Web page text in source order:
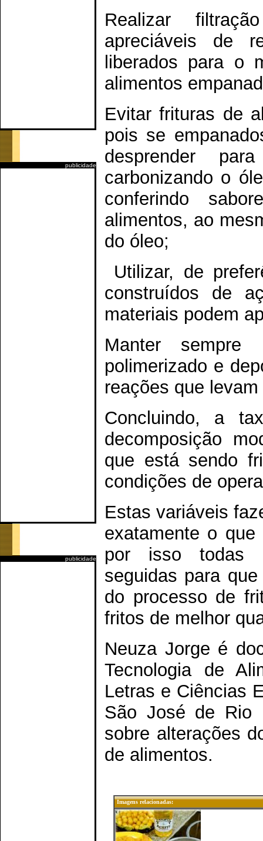
publicidade
publicidade
Realizar
apreciáveis de
liberados para o
alimentos
Evitar frituras de
pois se
desprender
carbonizando o
conferindo
alimentos, ao
do óleo;
Utilizar, de
construídos de
materiais podem
Manter
polimerizado e
reações que
Concluindo, a
decomposição
que está sendo
condições de
Estas variáveis
exatamente o
por isso todas
seguidas para
do processo de
fritos de melhor
Neuza Jorge é
Tecnologia de
Letras e Ciências
São José de Rio
sobre alterações
de alimentos.
Imagens relacionadas: